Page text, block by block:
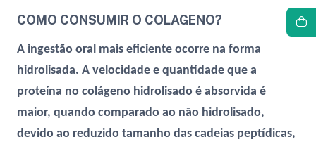
COMO CONSUMIR O COLAGENO?
A ingestão oral mais eficiente ocorre na forma
hidrolisada. A velocidade e quantidade que a
proteína no colágeno hidrolisado é absorvida é
maior, quando comparado ao não hidrolisado,
devido ao reduzido tamanho das cadeias peptídicas,